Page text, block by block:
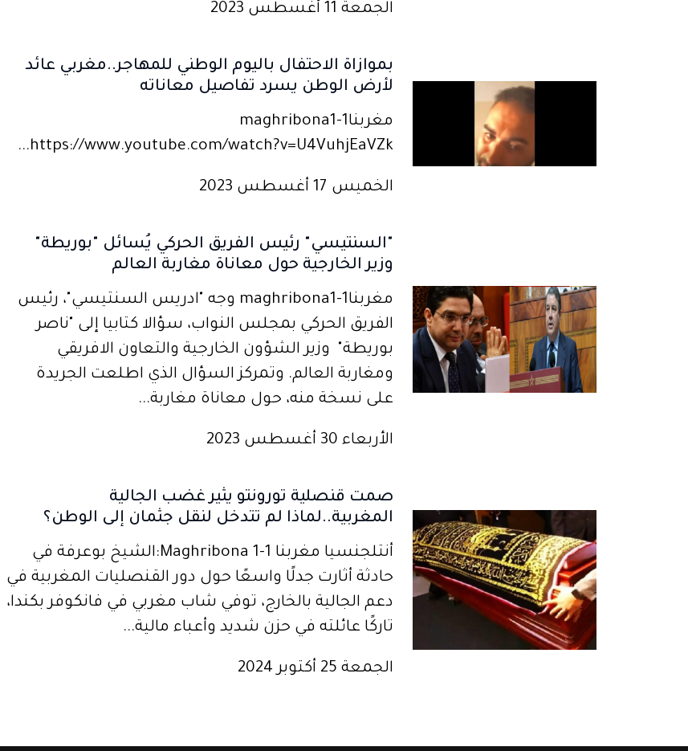
الجمعة 11 أغسطس 2023
بموازاة الاحتفال باليوم الوطني للمهاجر..مغربي عائد
لأرض الوطن يسرد تفاصيل معاناته
مغربنا1-maghribona1
https://www.youtube.com/watch?v=U4VuhjEaVZk...
الخميس 17 أغسطس 2023
"السنتيسي" رئيس الفريق الحركي يُسائل "بوريطة"
وزير الخارجية حول معاناة مغاربة العالم
مغربنا1-maghribona1 وجه "ادريس السنتيسي"، رئيس
الفريق الحركي بمجلس النواب، سؤالا كتابيا إلى "ناصر
بوريطة" وزير الشؤون الخارجية والتعاون الافريقي
ومغاربة العالم. وتمركز السؤال الذي اطلعت الجريدة
على نسخة منه، حول معاناة مغاربة...
الأربعاء 30 أغسطس 2023
صمت قنصلية تورونتو يثير غضب الجالية
المغربية..لماذا لم تتدخل لنقل جثمان إلى الوطن؟
أنتلجنسيا مغربنا 1-Maghribona 1:الشيخ بوعرفة في
حادثة أثارت جدلًا واسعًا حول دور القنصليات المغربية في
دعم الجالية بالخارج، توفي شاب مغربي في فانكوفر بكندا،
تاركًا عائلته في حزن شديد وأعباء مالية...
الجمعة 25 أكتوبر 2024